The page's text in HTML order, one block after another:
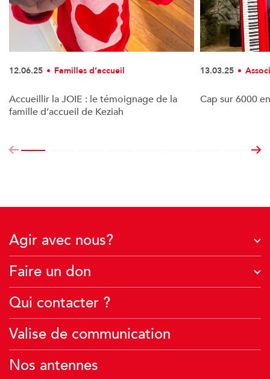
12.06.25 Familles d’accueil
Accueillir la JOIE : le témoignage de la
famille d’accueil de Keziah
13.03.25
Cap sur 6000
Agir avec nous?
J'agis avec mon entreprise
Je deviens famille d’accueil
Je crée une collecte
J’agis avec mon école
Faire un don
À quoi servent vos dons ?
Je fais un don financier
Je transmets mon patrimoine
Je donne mes Miles Air France
Qui contacter ?
Valise de communication
Nos antennes